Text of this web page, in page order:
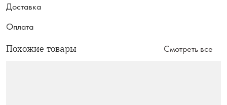
Доставка
Оплата
Похожие товары Смотреть все